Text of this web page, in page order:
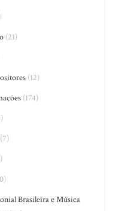
(21)
(12)
(174)
Brasileira e Música